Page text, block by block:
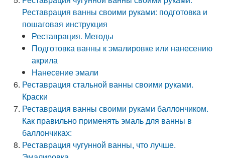
Реставрация ванны своими руками: подготовка и
пошаговая инструкция
Реставрация. Методы
Подготовка ванны к эмалировке или нанесению
акрила
Нанесение эмали
Реставрация стальной ванны своими руками.
Краски
Реставрация ванны своими руками баллончиком.
Как правильно применять эмаль для ванны в
баллончиках:
Реставрация чугунной ванны, что лучше.